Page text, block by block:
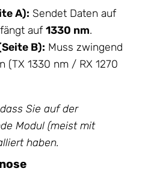
A): Sendet Daten auf
auf 1330 nm.
B): Muss zwingend
(TX 1330 nm / RX 1270
Sie auf der
Modul (meist mit
haben.